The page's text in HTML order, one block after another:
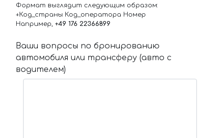
Формат выглядит следующим образом:
+Код_страны Код_оператора Номер
Например, +49 176 22366899
Ваши вопросы по бронированию
автомобиля или трансферу (авто с
водителем)